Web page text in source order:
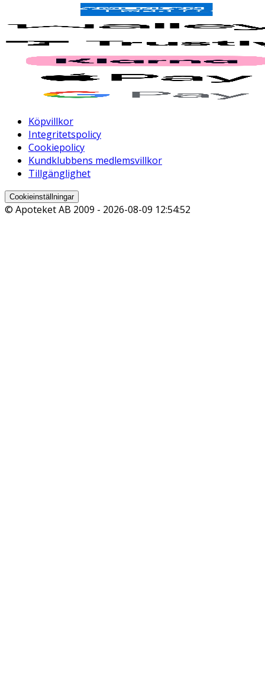
Köpvillkor
Integritetspolicy
Cookiepolicy
Kundklubbens medlemsvillkor
Tillgänglighet
Cookieinställningar
© Apoteket AB 2009 - 2026-08-09 12:54:52